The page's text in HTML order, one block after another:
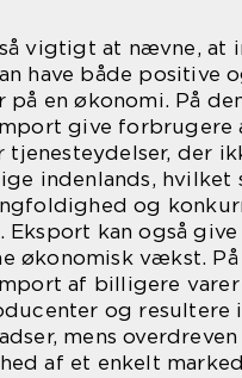
vigtigt at nævne, at
have både positive
på en økonomi. På
give forbrugere
tjenesteydelser, der
indenlands, hvilket
og
Eksport kan også
økonomisk vækst. På
af billigere varer
og resultere
mens
af et enkelt